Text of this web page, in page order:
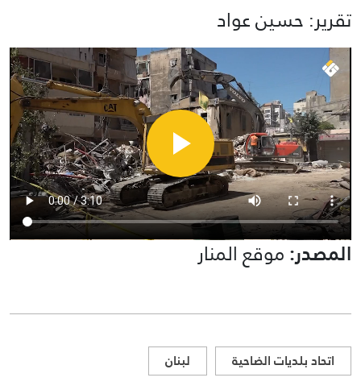
تقرير: حسين عواد
المصدر:موقع المنار
اتحاد بلديات الضاحية لبنان